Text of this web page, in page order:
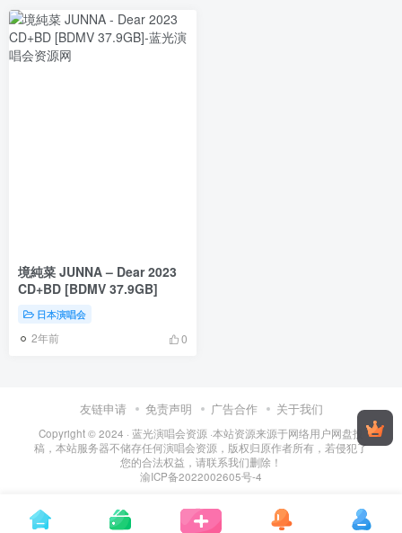
境純菜 JUNNA – Dear 2023
CD+BD [BDMV 37.9GB]
日本演唱会
2年前 0
友链申请 免责声明 广告合作 关于我们
Copyright © 2024 · 蓝光演唱会资源 ·本站资源来源于网络用户网盘投
稿，本站服务器不储存任何演唱会资源，版权归原作者所有，若侵犯了
您的合法权益，请联系我们删除！
渝ICP备2022002605号-4